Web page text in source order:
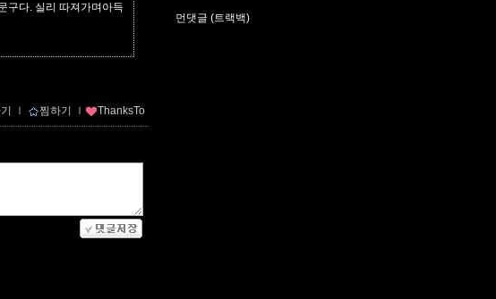
구다. 실리 따져가며아득
ｌ 찜하기 ｌ ThanksTo
먼댓글 (트랙백)